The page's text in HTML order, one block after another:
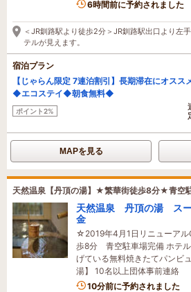
6時間前に予約されました
＜JR釧路駅より徒歩2分＞JR釧路駅出口より左
テルが見えます。
宿泊プラン
【じゃらん限定 7連泊割引】長期滞在にオスス
◆エコステイ◆朝食無料◆
ポイント2%
MAPを見る
天然温泉【丹頂の湯】★繁華街徒歩8分★青空
天然温泉 丹頂の湯 スー
金
☆2019年4月1日リニューア
歩8分 青空駐車場完備 ホテ
げている無料焼きたてパンビ
湯】 10名以上団体事前連絡
10分前に予約されました